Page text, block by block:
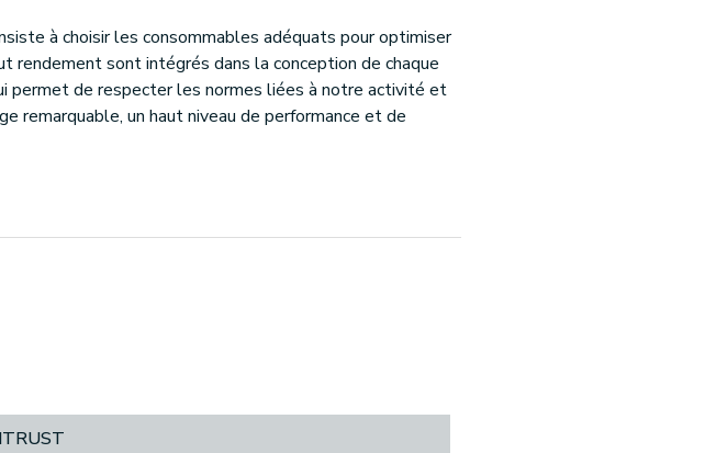
à choisir les consommables adéquats pour optimiser
sont intégrés dans la conception de chaque
permet de respecter les normes liées à notre activité et
remarquable, un haut niveau de performance et de